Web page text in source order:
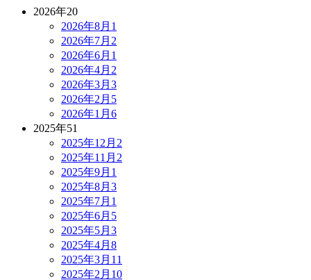
2026年20
2026年8月 1
2026年7月 2
2026年6月 1
2026年4月 2
2026年3月 3
2026年2月 5
2026年1月 6
2025年51
2025年12月 2
2025年11月 2
2025年9月 1
2025年8月 3
2025年7月 1
2025年6月 5
2025年5月 3
2025年4月 8
2025年3月 11
2025年2月 10